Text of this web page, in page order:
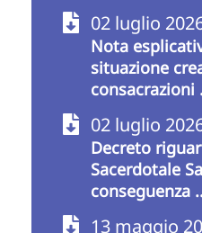
02 luglio
Nota
situazione
consacrazioni
02 luglio
Decreto
Sacerdotale
conseguenza
13 maggio